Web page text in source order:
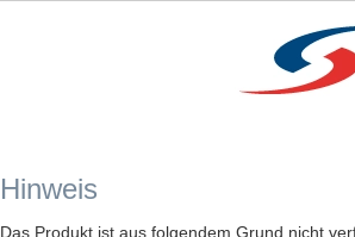
Hinweis
Das Produkt ist aus folgendem Grund nicht